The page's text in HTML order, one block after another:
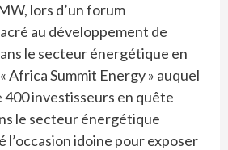
lors d’un forum
au développement de
le secteur énergétique en
Africa Summit Energy » auquel
investisseurs en quête
le secteur énergétique
l’occasion idoine pour exposer